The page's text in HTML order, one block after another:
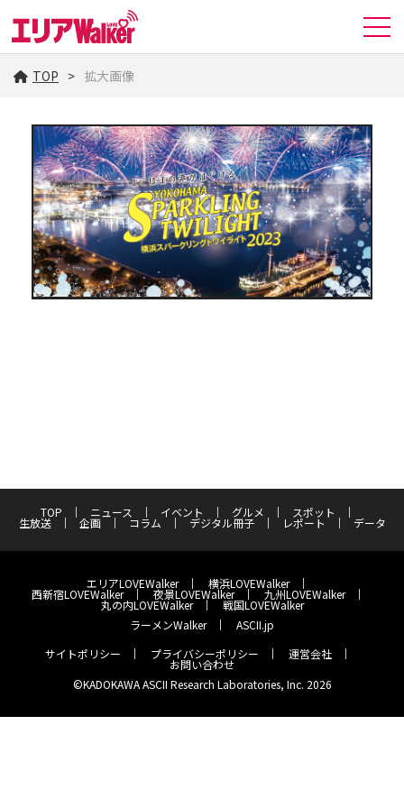
TOP 拡大画像
TOP ニュース イベント グルメ スポット
生放送 企画 コラム デジタル冊子 レポート データ
エリアLOVEWalker 横浜LOVEWalker
西新宿LOVEWalker 夜景LOVEWalker 九州LOVEWalker
丸の内LOVEWalker
戦国LOVEWalker
ラーメンWalker
ASCII.jp
サイトポリシー
プライバシーポリシー 運営会社
お問い合わせ
©KADOKAWA ASCII Research Laboratories, Inc. 2026